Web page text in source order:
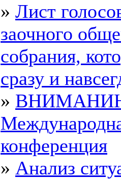
» Лист
заочного
собрания,
сразу и
»
конференция
» Анализ